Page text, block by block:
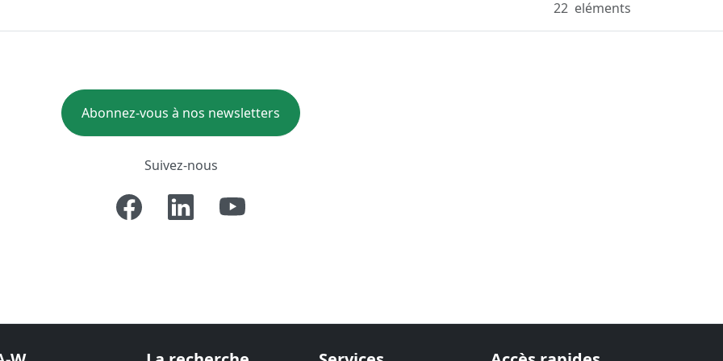
22 eléments
Abonnez-vous à nos newsletters
Suivez-nous